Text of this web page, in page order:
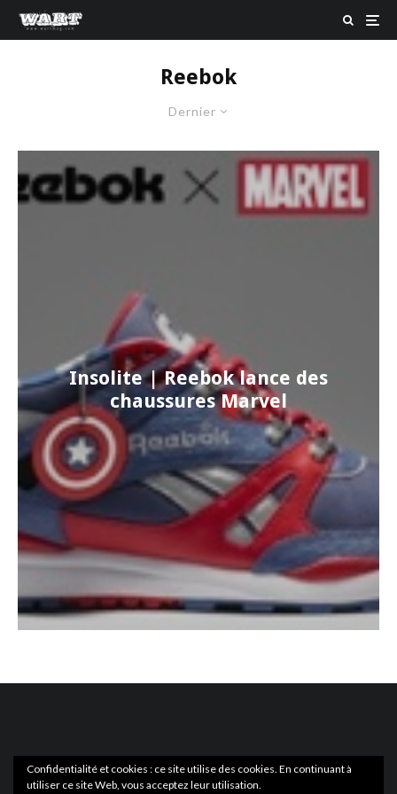
Reebok
Dernier
Insolite | Reebok lance des
chaussures Marvel
Confidentialité et cookies : ce site utilise des cookies. En continuant à
utiliser ce site Web, vous acceptez leur utilisation.